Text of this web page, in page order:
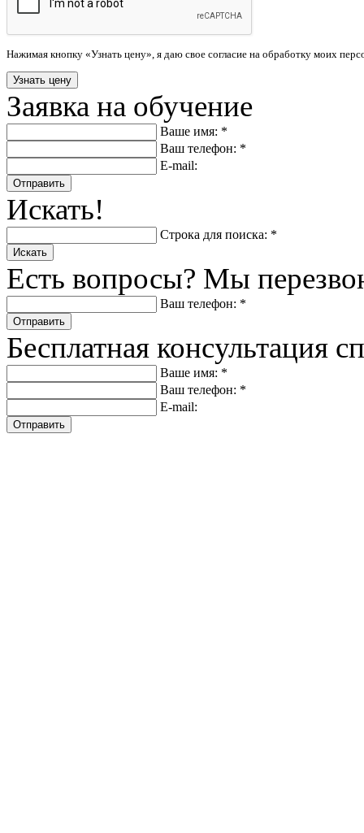
Нажимая кнопку «Узнать цену», я даю свое согласие на обработку моих
Заявка на обучение
Ваше имя: *
Ваш телефон: *
E-mail:
Отправить
Искать!
Строка для поиска: *
Искать
Есть вопросы? Мы
Ваш телефон: *
Отправить
Бесплатная консультация
Ваше имя: *
Ваш телефон: *
E-mail:
Отправить